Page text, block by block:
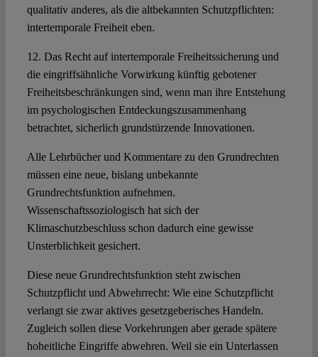
qualitativ anderes, als die altbekannten Schutzpflichten:
intertemporale Freiheit eben.
12. Das Recht auf intertemporale Freiheitssicherung und
die eingriffsähnliche Vorwirkung künftig gebotener
Freiheitsbeschränkungen sind, wenn man ihre Entstehung
im psychologischen Entdeckungszusammenhang
betrachtet, sicherlich grundstürzende Innovationen.
Alle Lehrbücher und Kommentare zu den Grundrechten
müssen eine neue, bislang unbekannte
Grundrechtsfunktion aufnehmen.
Wissenschaftssoziologisch hat sich der
Klimaschutzbeschluss schon dadurch eine gewisse
Unsterblichkeit gesichert.
Diese neue Grundrechtsfunktion steht zwischen
Schutzpflicht und Abwehrrecht: Wie eine Schutzpflicht
verlangt sie zwar aktives gesetzgeberisches Handeln.
Zugleich sollen diese Vorkehrungen aber gerade spätere
hoheitliche Eingriffe abwehren. Weil sie ein Unterlassen